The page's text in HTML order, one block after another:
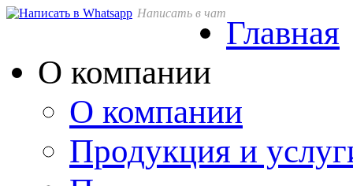
Написать в чат
Главная
О компании
О компании
Продукция и